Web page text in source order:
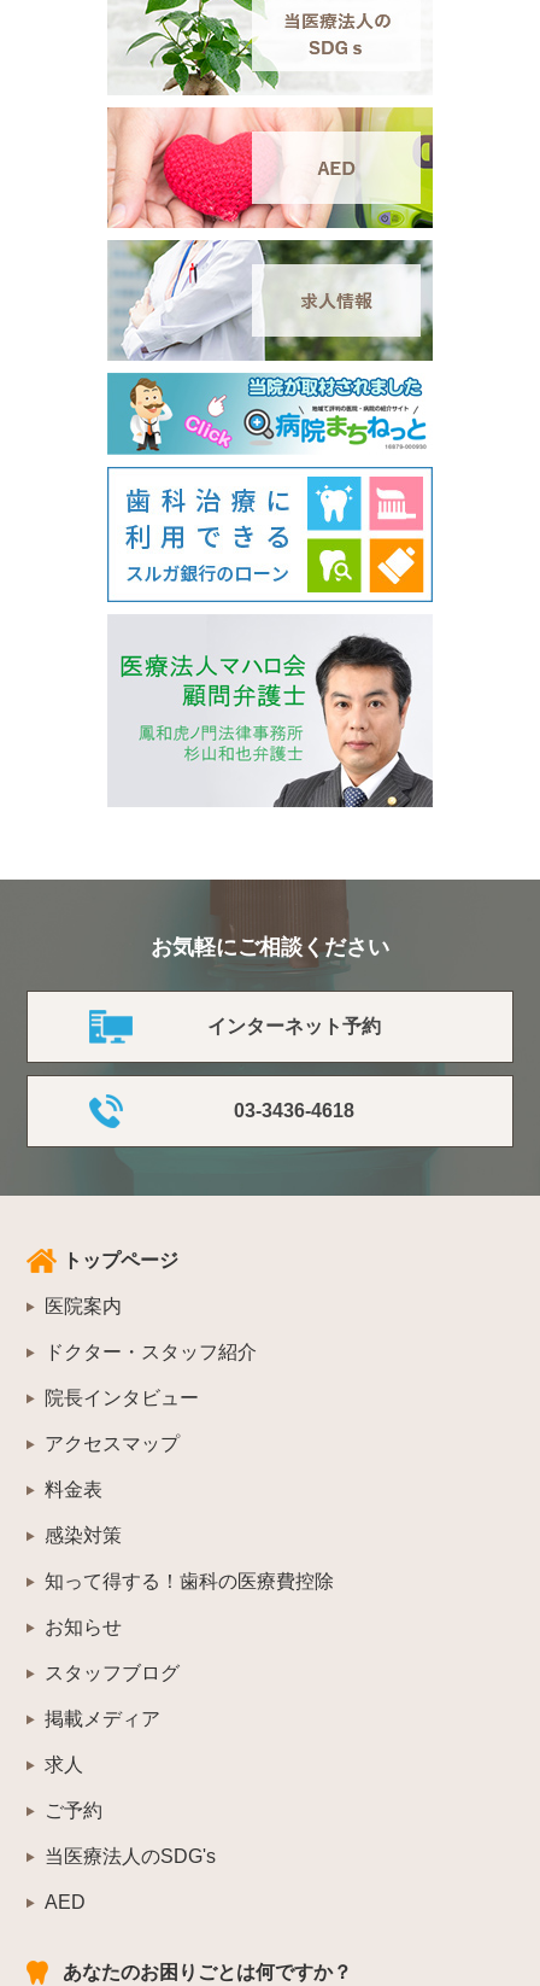
お気軽にご相談ください
インターネット予約
03-3436-4618
トップページ
医院案内
ドクター・スタッフ紹介
院長インタビュー
アクセスマップ
料金表
感染対策
知って得する！歯科の医療費控除
お知らせ
スタッフブログ
掲載メディア
求人
ご予約
当医療法人のSDG's
AED
あなたのお困りごとは何ですか？